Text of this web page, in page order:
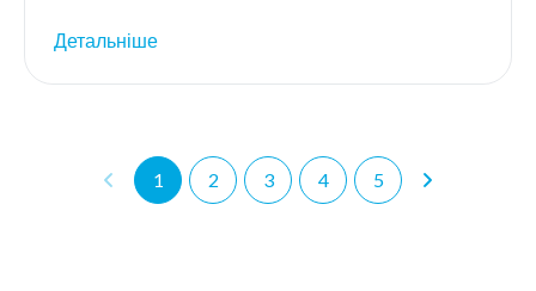
Детальніше
1 2 3 4 5